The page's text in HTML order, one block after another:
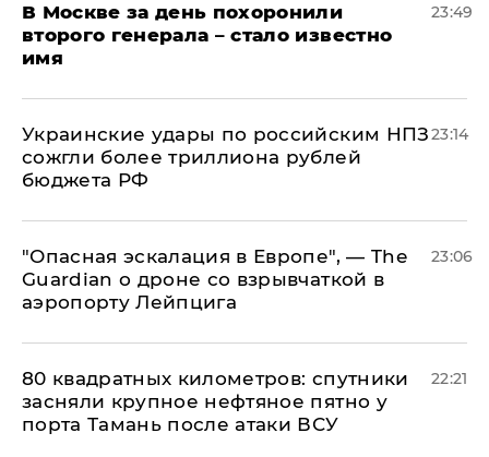
В Москве за день похоронили
второго генерала – стало известно
имя
23:49
Украинские удары по российским НПЗ
сожгли более триллиона рублей
бюджета РФ
23:14
"Опасная эскалация в Европе", — The
Guardian о дроне со взрывчаткой в
аэропорту Лейпцига
23:06
80 квадратных километров: спутники
засняли крупное нефтяное пятно у
порта Тамань после атаки ВСУ
22:21